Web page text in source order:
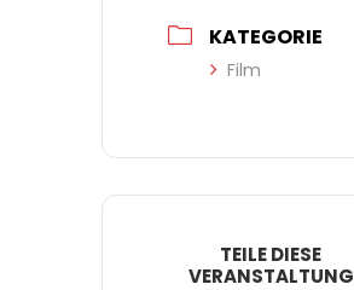
KATEGORIE
Film
TEILE DIESE
VERANSTALTUNG